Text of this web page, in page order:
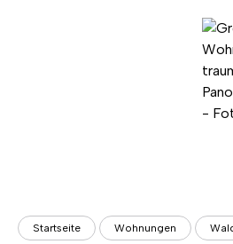
Startseite Wohnungen